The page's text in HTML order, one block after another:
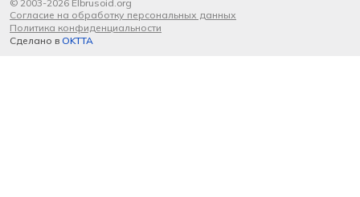
© 2003-2026 Elbrusoid.org
Согласие на обработку персональных данных
Политика конфиденциальности
Сделано в OKTTA